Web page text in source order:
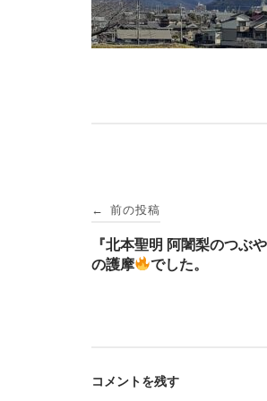
投
稿
ゲ
← 前の投稿
『北本聖明 阿闍梨のつぶ
の護摩
でした。
コメントを残す